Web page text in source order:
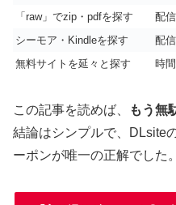
「raw」でzip・pdfを探す
配
シーモア・Kindleを探す
配
無料サイトを延々と探す
時
この記事を読めば、
もう無
結論はシンプルで、DLsite
ーポンが唯一の正解でした。